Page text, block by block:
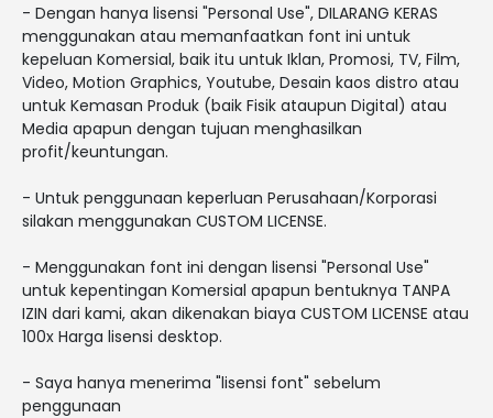
- Dengan hanya lisensi "Personal Use", DILARANG KERAS
menggunakan atau memanfaatkan font ini untuk
kepeluan Komersial, baik itu untuk Iklan, Promosi, TV, Film,
Video, Motion Graphics, Youtube, Desain kaos distro atau
untuk Kemasan Produk (baik Fisik ataupun Digital) atau
Media apapun dengan tujuan menghasilkan
profit/keuntungan.
- Untuk penggunaan keperluan Perusahaan/Korporasi
silakan menggunakan CUSTOM LICENSE.
- Menggunakan font ini dengan lisensi "Personal Use"
untuk kepentingan Komersial apapun bentuknya TANPA
IZIN dari kami, akan dikenakan biaya CUSTOM LICENSE atau
100x Harga lisensi desktop.
- Saya hanya menerima "lisensi font" sebelum
penggunaan